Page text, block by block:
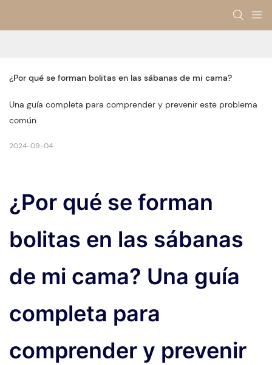
¿Por qué se forman bolitas en las sábanas de mi cama?
Una guía completa para comprender y prevenir este problema
común
2024-09-04
¿Por qué se forman
bolitas en las sábanas
de mi cama? Una guía
completa para
comprender y prevenir